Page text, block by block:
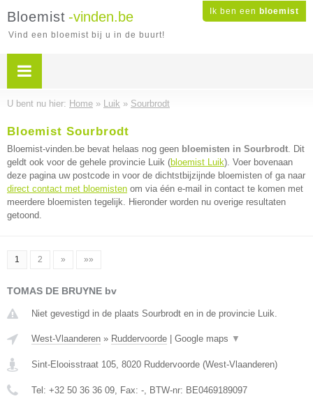
Ik ben een bloemist
Bloemist -vinden.be
Vind een bloemist bij u in de buurt!
U bent nu hier: Home » Luik » Sourbrodt
Bloemist Sourbrodt
Bloemist-vinden.be bevat helaas nog geen bloemisten in Sourbrodt. Dit
geldt ook voor de gehele provincie Luik (bloemist Luik). Voer bovenaan
deze pagina uw postcode in voor de dichtstbijzijnde bloemisten of ga naar
direct contact met bloemisten om via één e-mail in contact te komen met
meerdere bloemisten tegelijk. Hieronder worden nu overige resultaten
getoond.
1 2 » »»
TOMAS DE BRUYNE bv
Niet gevestigd in de plaats Sourbrodt en in de provincie Luik.
West-Vlaanderen » Ruddervoorde Google maps ▼
Sint-Elooisstraat 105, 8020 Ruddervoorde (West-Vlaanderen)
Tel: +32 50 36 36 09, Fax: -, BTW-nr: BE0469189097